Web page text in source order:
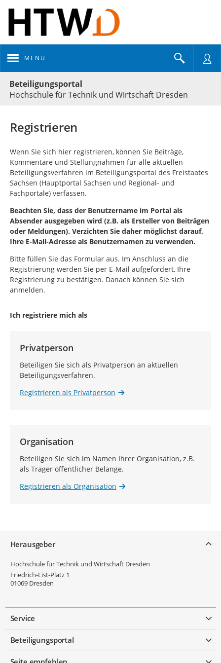
MENÜ
Beteiligungsportal
Hochschule für Technik und Wirtschaft Dresden
Registrieren
Wenn Sie sich hier registrieren, können Sie Beiträge,
Kommentare und Stellungnahmen für alle aktuellen
Beteiligungsverfahren im Beteiligungsportal des Freistaates
Sachsen (Hauptportal Sachsen und Regional- und
Fachportale) verfassen.
Beachten Sie, dass der Benutzername im Portal als
Absender ausgegeben wird (z.B. als Ersteller von Beiträgen
oder Meldungen). Verzichten Sie daher möglichst darauf,
Ihre E-Mail-Adresse als Benutzernamen zu verwenden.
Bitte füllen Sie das Formular aus. Im Anschluss an die
Registrierung werden Sie per E-Mail aufgefordert, Ihre
Registrierung zu bestätigen. Danach können Sie sich
anmelden.
Ich registriere mich als
Privatperson
Beteiligen Sie sich als Privatperson an aktuellen
Beteiligungsverfahren.
Registrieren als Privatperson
Organisation
Beteiligen Sie sich im Namen Ihrer Organisation, z.B.
als Träger öffentlicher Belange.
Registrieren als Organisation
Herausgeber
Hochschule für Technik und Wirtschaft Dresden
Friedrich-List-Platz 1
01069 Dresden
Service
Beteiligungsportal